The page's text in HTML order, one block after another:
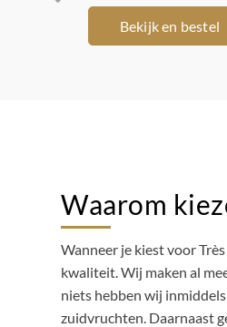
Bekijk en bestel
Waarom
Wanneer je kiest voor
kwaliteit. Wij maken al
niets hebben wij
zuidvruchten. Daarnaast